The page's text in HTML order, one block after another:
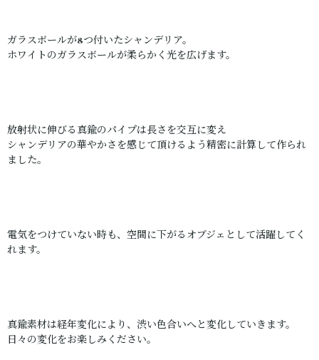
ガラスボールが8つ付いたシャンデリア。
ホワイトのガラスボールが柔らかく光を広げます。
放射状に伸びる真鍮のパイプは長さを交互に変え
シャンデリアの華やかさを感じて頂けるよう精密に計算して作られ
ました。
電気をつけていない時も、空間に下がるオブジェとして活躍してく
れます。
真鍮素材は経年変化により、渋い色合いへと変化していきます。
日々の変化をお楽しみください。